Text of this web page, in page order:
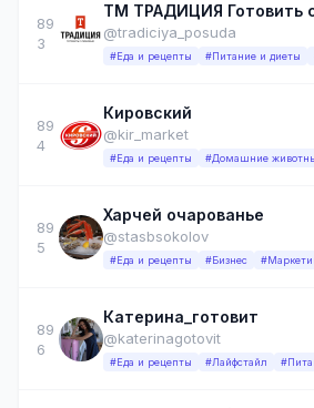
89
3
ТМ ТРАДИЦИЯ Готовить
@tradiciya_posuda
#Еда и рецепты #Питание и диеты
89
4
Кировский
@kir_market
#Еда и рецепты #Домашние
89
5
Харчей очарованье
@stasbsokolov
#Еда и рецепты #Бизнес
89
6
Катерина_готовит
@katerinagotovit
#Еда и рецепты #Лайфстайл